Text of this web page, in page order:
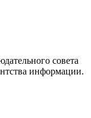
совета
информации.